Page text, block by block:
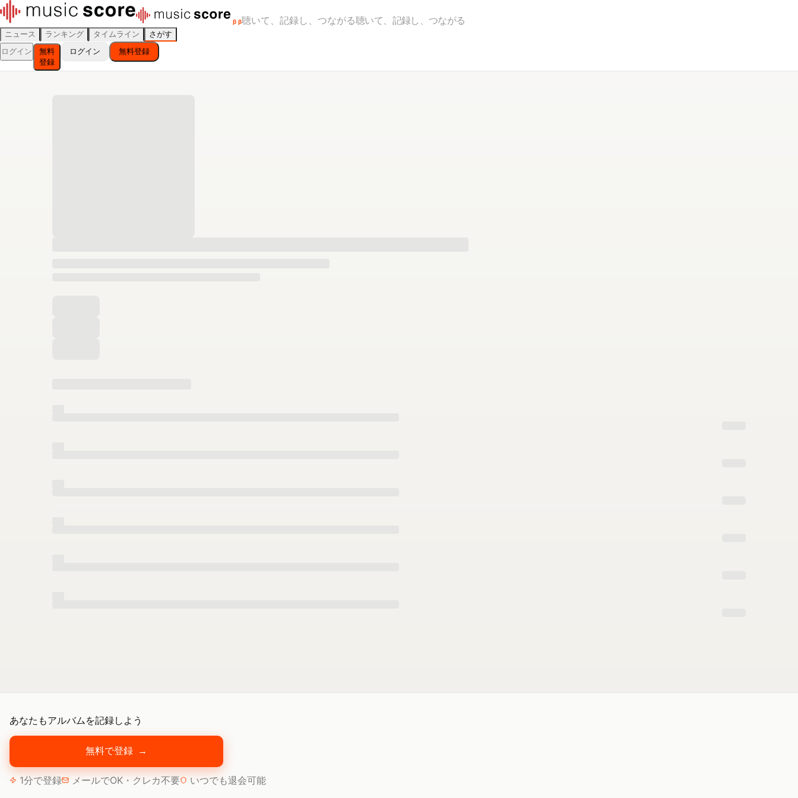
β β聴いて、記録し、つながる聴いて、記録し、つながる
ニュース ランキング タイムライン
さがす
ログイン
無料
登録
ログイン 無料登録
あなたもアルバムを記録しよう
無料で登録 →
1分で登録 メールでOK・クレカ不要 いつでも退会可能